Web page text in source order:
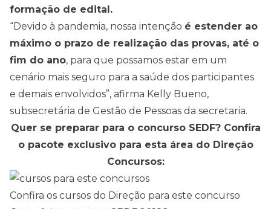
formação de edital.
“Devido à pandemia, nossa intenção é estender ao
máximo o prazo de realização das provas, até o
fim do ano, para que possamos estar em um
cenário mais seguro para a saúde dos participantes
e demais envolvidos”, afirma Kelly Bueno,
subsecretária de Gestão de Pessoas da secretaria.
Quer se preparar para o concurso SEDF? Confira
o pacote exclusivo para esta área do Direção
Concursos:
Confira os cursos do Direção para este concurso